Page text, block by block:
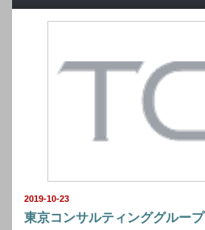
2019-10-23
東京コンサルティンググループ